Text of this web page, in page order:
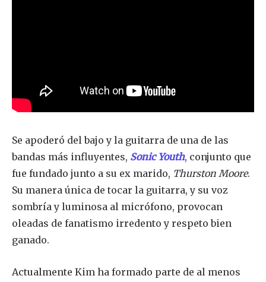
Se apoderó del bajo y la guitarra de una de las
bandas más influyentes, Sonic Youth, conjunto que
fue fundado junto a su ex marido, Thurston Moore.
Su manera única de tocar la guitarra, y su voz
sombría y luminosa al micrófono, provocan
oleadas de fanatismo irredento y respeto bien
ganado.
Actualmente Kim ha formado parte de al menos